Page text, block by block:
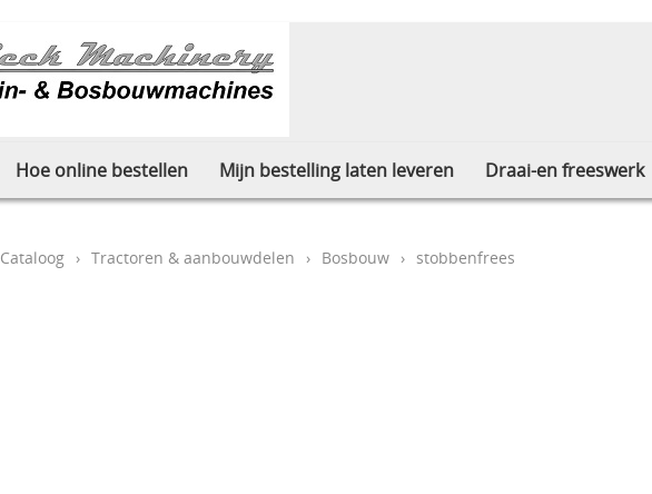
Hoe online bestellen Mijn bestelling laten leveren Draai-en freeswerk
Cataloog › Tractoren & aanbouwdelen › Bosbouw › stobbenfrees